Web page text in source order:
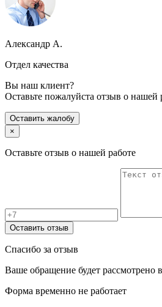
Александр А.
Отдел качества
Вы наш клиент?
Оставьте пожалуйста отзыв о нашей
Оставить жалобу
×
Оставьте отзыв о нашей работе
Оставить отзыв
Спасибо за отзыв
Ваше обращение будет рассмотрено
Форма временно не работает